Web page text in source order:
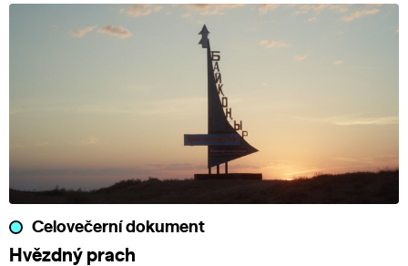
Celovečerní dokument
Hvězdný prach